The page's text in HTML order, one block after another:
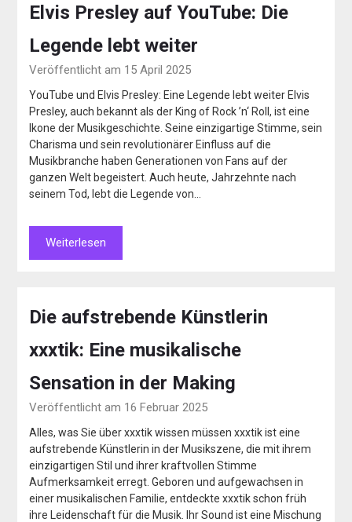
Elvis Presley auf YouTube: Die
Legende lebt weiter
Veröffentlicht am 15 April 2025
YouTube und Elvis Presley: Eine Legende lebt weiter Elvis
Presley, auch bekannt als der King of Rock ’n‘ Roll, ist eine
Ikone der Musikgeschichte. Seine einzigartige Stimme, sein
Charisma und sein revolutionärer Einfluss auf die
Musikbranche haben Generationen von Fans auf der
ganzen Welt begeistert. Auch heute, Jahrzehnte nach
seinem Tod, lebt die Legende von…
Weiterlesen
Die aufstrebende Künstlerin
xxxtik: Eine musikalische
Sensation in der Making
Veröffentlicht am 16 Februar 2025
Alles, was Sie über xxxtik wissen müssen xxxtik ist eine
aufstrebende Künstlerin in der Musikszene, die mit ihrem
einzigartigen Stil und ihrer kraftvollen Stimme
Aufmerksamkeit erregt. Geboren und aufgewachsen in
einer musikalischen Familie, entdeckte xxxtik schon früh
ihre Leidenschaft für die Musik. Ihr Sound ist eine Mischung